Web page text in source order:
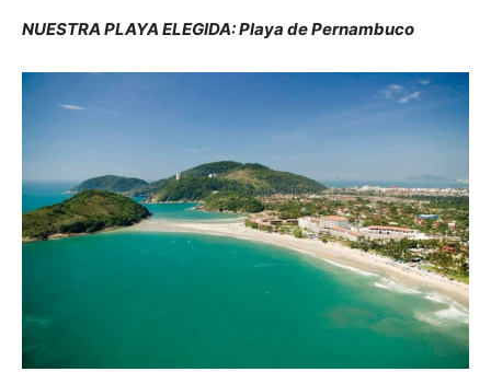
NUESTRA PLAYA ELEGIDA: Playa de Pernambuco